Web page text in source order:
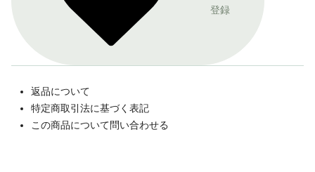
登録
返品について
特定商取引法に基づく表記
この商品について問い合わせる